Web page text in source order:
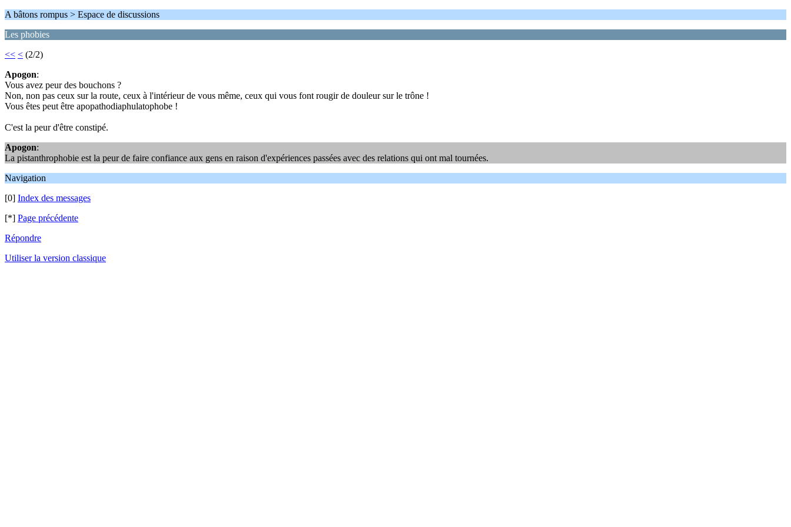
A bâtons rompus > Espace de discussions
Les phobies
<< < (2/2)
Apogon:
Vous avez peur des bouchons ?
Non, non pas ceux sur la route, ceux à l'intérieur de vous même, ceux qui vous font rougir de douleur sur le trône !
Vous êtes peut être apopathodiaphulatophobe !
C'est la peur d'être constipé.
Apogon:
La pistanthrophobie est la peur de faire confiance aux gens en raison d'expériences passées avec des relations qui ont mal tournées.
Navigation
[0] Index des messages
[*] Page précédente
Répondre
Utiliser la version classique